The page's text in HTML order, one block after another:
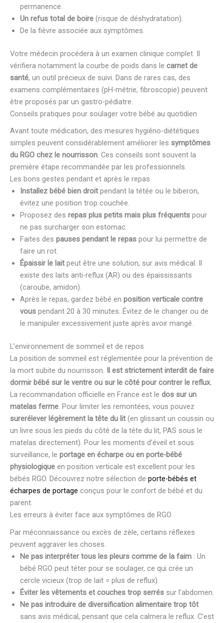
permanence.
Un refus total de boire (risque de déshydratation).
De la fièvre associée aux symptômes.
Votre médecin procédera à un examen clinique complet. Il
vérifiera notamment la courbe de poids dans le carnet de
santé, un outil précieux de suivi. Dans de rares cas, des
examens complémentaires (pH-métrie, fibroscopie) peuvent
être proposés par un gastro-pédiatre.
Conseils pratiques pour soulager votre bébé au quotidien
Avant toute médication, des mesures hygiéno-diététiques
simples peuvent considérablement améliorer les symptômes
du RGO chez le nourrisson. Ces conseils sont souvent la
première étape recommandée par les professionnels.
Les bons gestes pendant et après le repas
Installez bébé bien droit pendant la tétée ou le biberon,
évitez une position trop couchée.
Proposez des repas plus petits mais plus fréquents pour
ne pas surcharger son estomac.
Faites des pauses pendant le repas pour lui permettre de
faire un rot.
Épaissir le lait peut être une solution, sur avis médical. Il
existe des laits anti-reflux (AR) ou des épaississants
(caroube, amidon).
Après le repas, gardez bébé en position verticale contre
vous pendant 20 à 30 minutes. Évitez de le changer ou de
le manipuler excessivement juste après avoir mangé.
L’environnement de sommeil et de repos
La position de sommeil est réglementée pour la prévention de
la mort subite du nourrisson.
Il est strictement interdit de faire
dormir bébé sur le ventre ou sur le côté pour contrer le reflux.
La recommandation officielle en France est le dos sur un
matelas ferme. Pour limiter les remontées, vous pouvez
surerélever légèrement la tête du lit (en glissant un coussin ou
un livre sous les pieds du côté de la tête du lit, PAS sous le
matelas directement). Pour les moments d’éveil et sous
surveillance, le portage en écharpe ou en porte-bébé
physiologique en position verticale est excellent pour les
bébés RGO. Découvrez notre sélection de porte-bébés et
écharpes de portage conçus pour le confort de bébé et du
parent.
Les erreurs à éviter face aux symptômes de RGO
Par méconnaissance ou excès de zèle, certains réflexes
peuvent aggraver les choses.
Ne pas interpréter tous les pleurs comme de la faim : Un
bébé RGO peut téter pour se soulager, ce qui crée un
cercle vicieux (trop de lait = plus de reflux).
Éviter les vêtements et couches trop serrés sur l’abdomen.
Ne pas introduire de diversification alimentaire trop tôt
sans avis médical, pensant que cela calmera le reflux. C’est